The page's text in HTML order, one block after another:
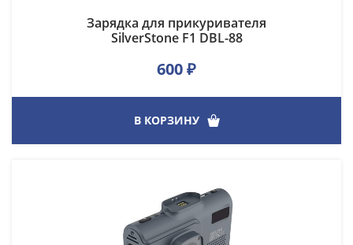
Зарядка для прикуривателя
SilverStone F1 DBL-88
600 ₽
В КОРЗИНУ